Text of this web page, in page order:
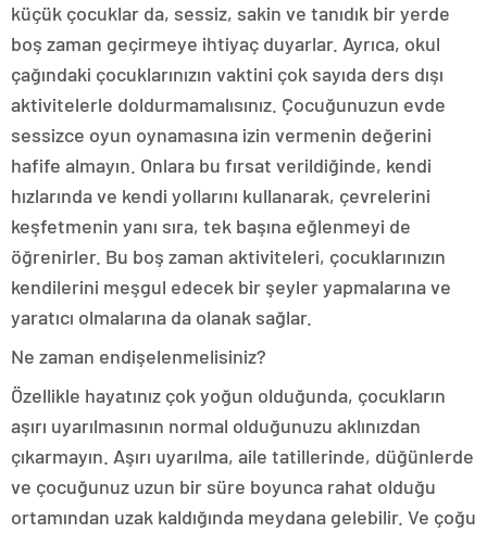
küçük çocuklar da, sessiz, sakin ve tanıdık bir yerde
boş zaman geçirmeye ihtiyaç duyarlar. Ayrıca, okul
çağındaki çocuklarınızın vaktini çok sayıda ders dışı
aktivitelerle doldurmamalısınız. Çocuğunuzun evde
sessizce oyun oynamasına izin vermenin değerini
hafife almayın. Onlara bu fırsat verildiğinde, kendi
hızlarında ve kendi yollarını kullanarak, çevrelerini
keşfetmenin yanı sıra, tek başına eğlenmeyi de
öğrenirler. Bu boş zaman aktiviteleri, çocuklarınızın
kendilerini meşgul edecek bir şeyler yapmalarına ve
yaratıcı olmalarına da olanak sağlar.
Ne zaman endişelenmelisiniz?
Özellikle hayatınız çok yoğun olduğunda, çocukların
aşırı uyarılmasının normal olduğunuzu aklınızdan
çıkarmayın. Aşırı uyarılma, aile tatillerinde, düğünlerde
ve çocuğunuz uzun bir süre boyunca rahat olduğu
ortamından uzak kaldığında meydana gelebilir. Ve çoğu